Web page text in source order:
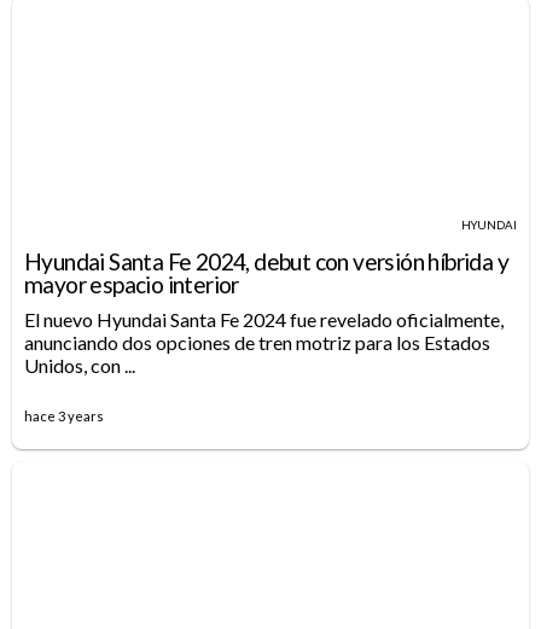
HYUNDAI
Hyundai Santa Fe 2024, debut con versión híbrida y
mayor espacio interior
El nuevo Hyundai Santa Fe 2024 fue revelado oficialmente,
anunciando dos opciones de tren motriz para los Estados
Unidos, con ...
hace 3 years